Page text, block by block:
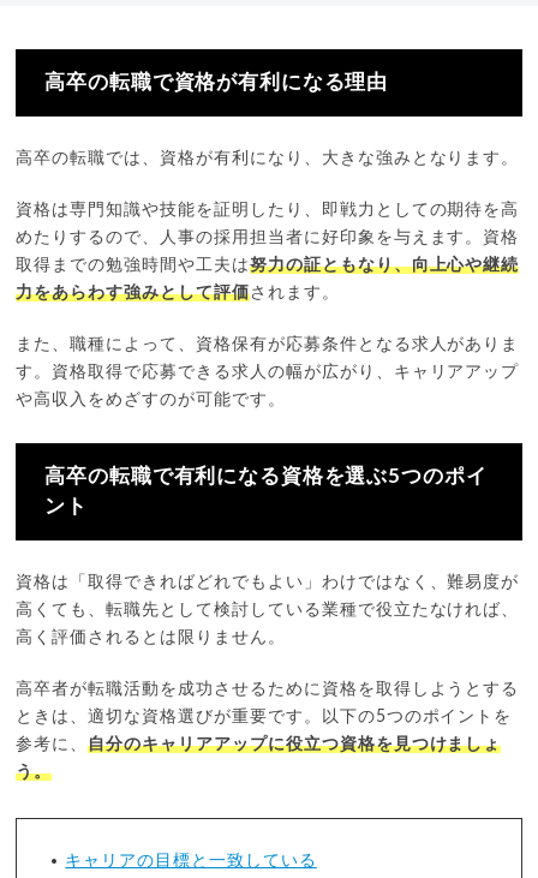
高卒の転職で資格が有利になる理由
高卒の転職では、資格が有利になり、大きな強みとなります。
資格は専門知識や技能を証明したり、即戦力としての期待を高
めたりするので、人事の採用担当者に好印象を与えます。資格
取得までの勉強時間や工夫は努力の証ともなり、向上心や継続
力をあらわす強みとして評価されます。
また、職種によって、資格保有が応募条件となる求人がありま
す。資格取得で応募できる求人の幅が広がり、キャリアアップ
や高収入をめざすのが可能です。
高卒の転職で有利になる資格を選ぶ5つのポイ
ント
資格は「取得できればどれでもよい」わけではなく、難易度が
高くても、転職先として検討している業種で役立たなければ、
高く評価されるとは限りません。
高卒者が転職活動を成功させるために資格を取得しようとする
ときは、適切な資格選びが重要です。以下の5つのポイントを
参考に、自分のキャリアアップに役立つ資格を見つけましょ
う。
キャリアの目標と一致している